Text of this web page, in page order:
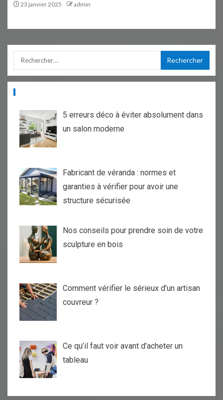
23 janvier 2025 admin
5 erreurs déco à éviter absolument dans
un salon moderne
Fabricant de véranda : normes et
garanties à vérifier pour avoir une
structure sécurisée
Nos conseils pour prendre soin de votre
sculpture en bois
Comment vérifier le sérieux d’un artisan
couvreur ?
Ce qu’il faut voir avant d’acheter un
tableau